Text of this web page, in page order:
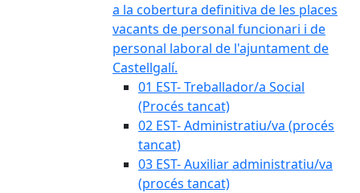
a la cobertura definitiva de les places
vacants de personal funcionari i de
personal laboral de l'ajuntament de
Castellgalí.
01 EST- Treballador/a Social
(Procés tancat)
02 EST- Administratiu/va (procés
tancat)
03 EST- Auxiliar administratiu/va
(procés tancat)